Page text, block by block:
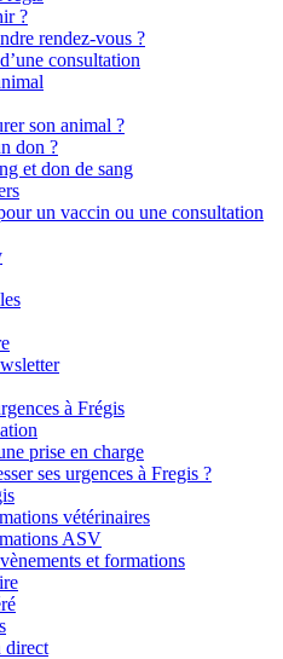
?
rendez-vous ?
consultation
son animal ?
don ?
et don de sang
un vaccin ou une consultation
à Frégis
prise en charge
ses urgences à Fregis ?
vétérinaires
ASV
et formations
direct